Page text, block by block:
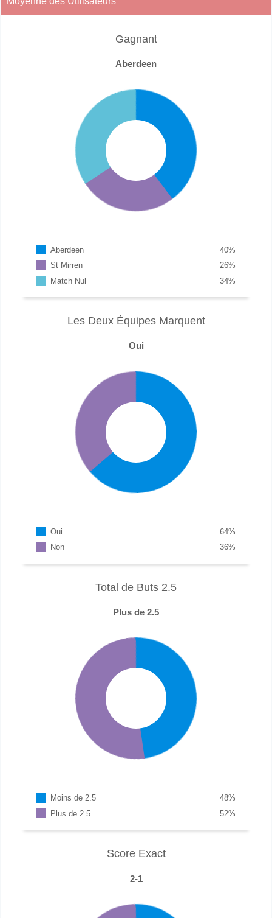
Gagnant
Aberdeen
Aberdeen %
40
St Mirren
%
26
Match Nul
%
34
Les Deux Équipes Marquent
Oui
Oui %
64
Non
%
36
Total de Buts 2.5
Plus de 2.5
Moins de 2.5 %
48
Plus de 2.5
%
52
Score Exact
2-1